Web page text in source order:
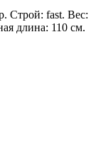
Строй: fast. Вес:
длина: 110 см.